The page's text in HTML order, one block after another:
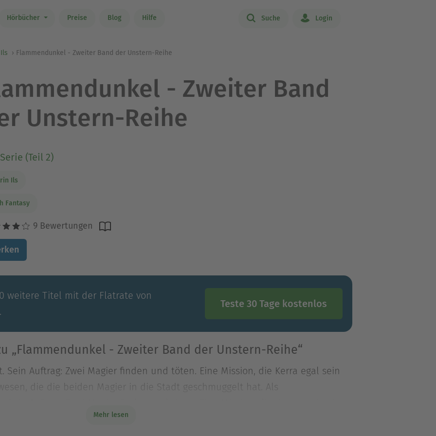
Hörbücher Preise Blog Hilfe Suche Login
Flammendunkel - Zweiter Band der Unstern-Reihe
- Zweiter Band
Unstern-Reihe
Serie (Teil 2)
Ils
Fantasy
9 Bewertungen
weitere Titel mit der Flatrate von
Teste 30 Tage kostenlos
„Flammendunkel - Zweiter Band der Unstern-Reihe“
Sein Auftrag: Zwei Magier finden und töten. Eine Mission, die Kerra egal sein
die die beiden Magier in die Stadt geschmuggelt hat. Als
die die beiden Magier in die Stadt geschmuggelt hat. Als der Mann zu
Mehr lesen